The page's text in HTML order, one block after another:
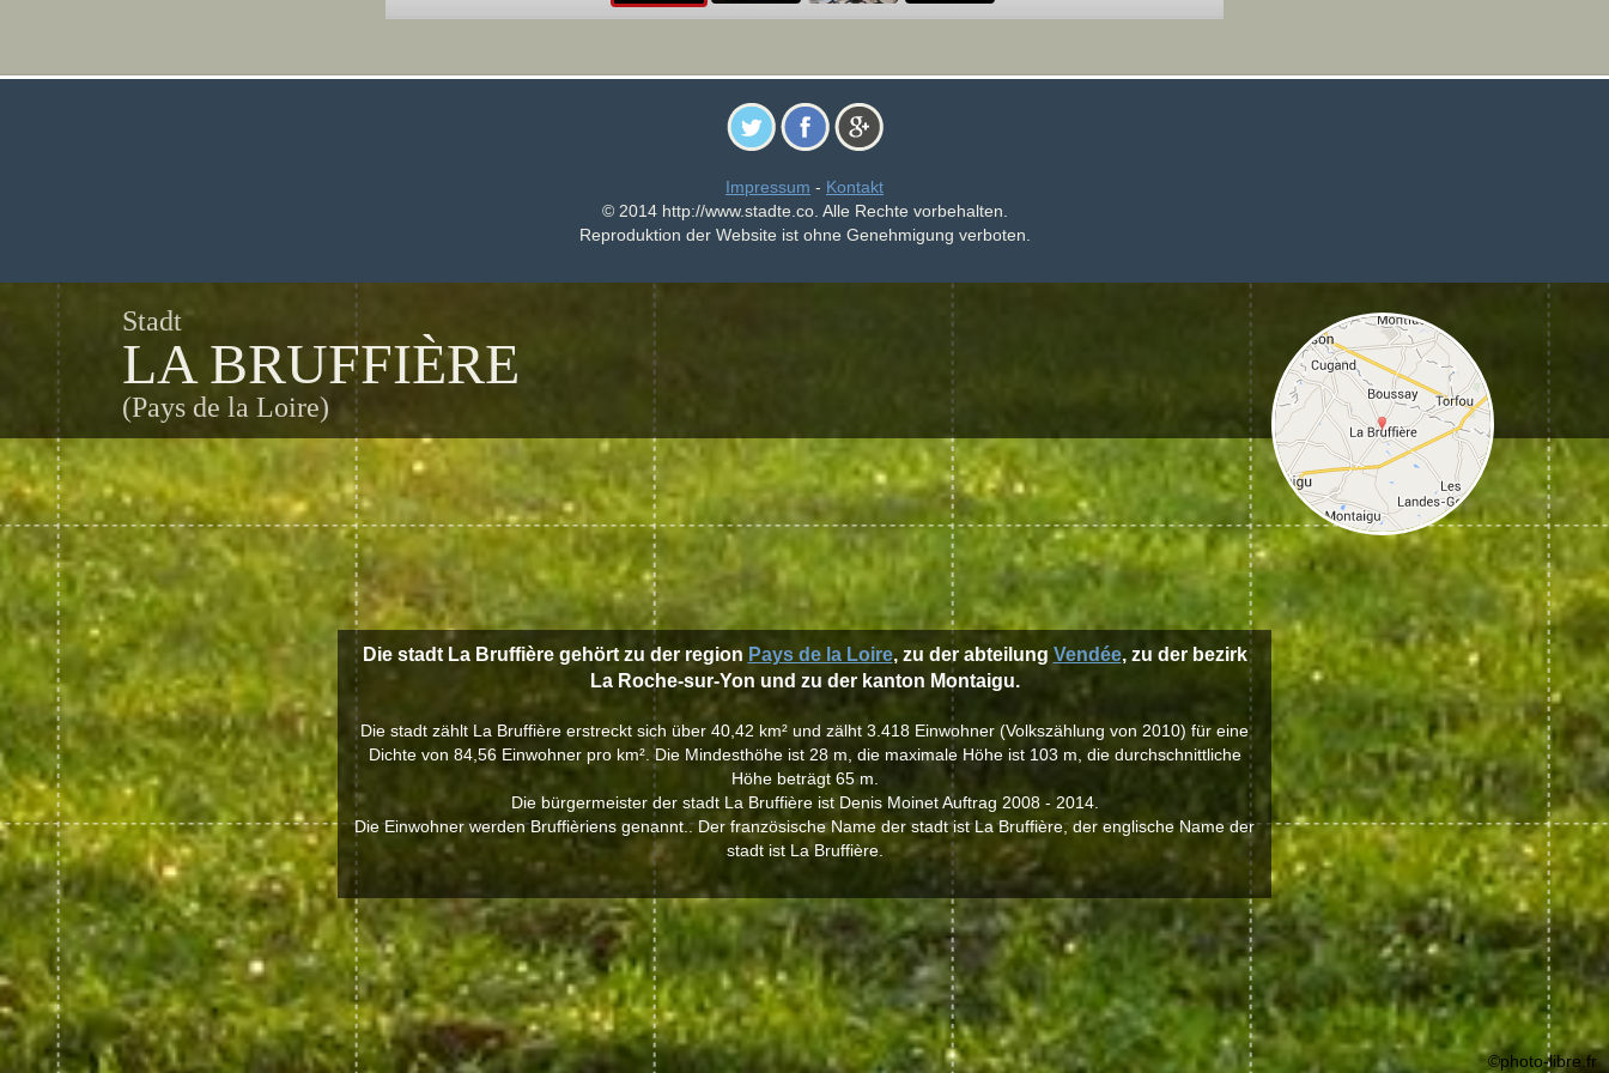
Impressum - Kontakt
© 2014 http://www.stadte.co. Alle Rechte vorbehalten.
Reproduktion der Website ist ohne Genehmigung verboten.
Stadt
LA BRUFFIÈRE
(Pays de la Loire)
Die stadt La Bruffière gehört zu der region Pays de la Loire, zu der abteilung Vendée, zu der bezirk
La Roche-sur-Yon und zu der kanton Montaigu.
Die stadt zählt La Bruffière erstreckt sich über 40,42 km² und zälht 3.418 Einwohner (Volkszählung von 2010) für eine
Dichte von 84,56 Einwohner pro km². Die Mindesthöhe ist 28 m, die maximale Höhe ist 103 m, die durchschnittliche
Höhe beträgt 65 m.
Die bürgermeister der stadt La Bruffière ist Denis Moinet Auftrag 2008 - 2014.
Die Einwohner werden Bruffièriens genannt.. Der französische Name der stadt ist La Bruffière, der englische Name der
stadt ist La Bruffière.
©photo-libre.fr